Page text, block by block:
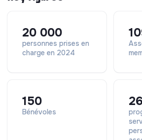
évènements extérieurs et
20 000
personnes prises en
charge en 2024
150
Bénévoles
26